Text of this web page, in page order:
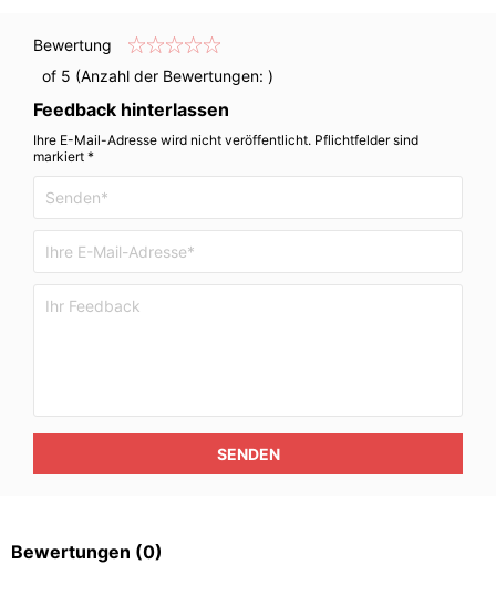
Bewertung
of 5 (Anzahl der Bewertungen: )
Feedback hinterlassen
Ihre E-Mail-Adresse wird nicht veröffentlicht. Pflichtfelder sind
markiert *
SENDEN
Bewertungen (0)